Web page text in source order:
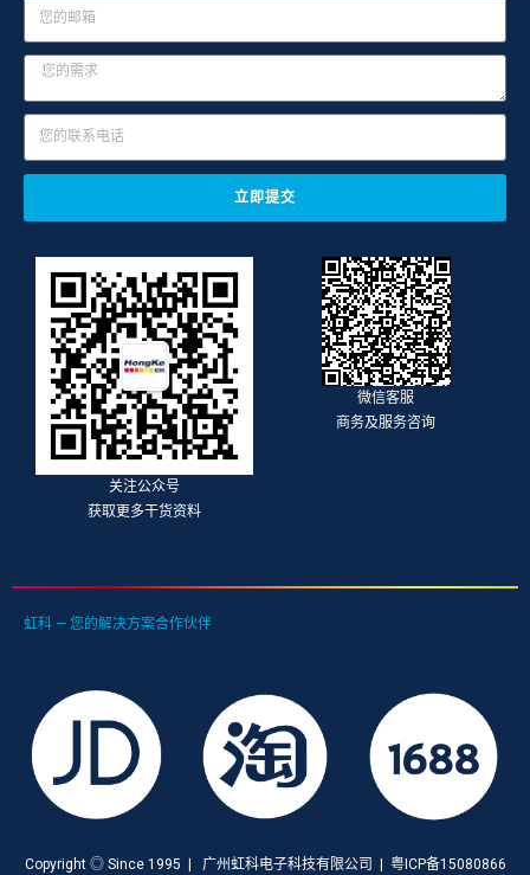
立即提交
关注公众号
获取更多干货资料
微信客服
商务及服务咨询
虹科 — 您的解决方案合作伙伴
Copyright ◎ Since 1995 | 广州虹科电子科技有限公司 | 粤ICP备15080866